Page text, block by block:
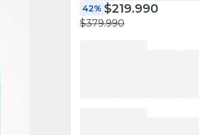
42% $219.990
$379.990